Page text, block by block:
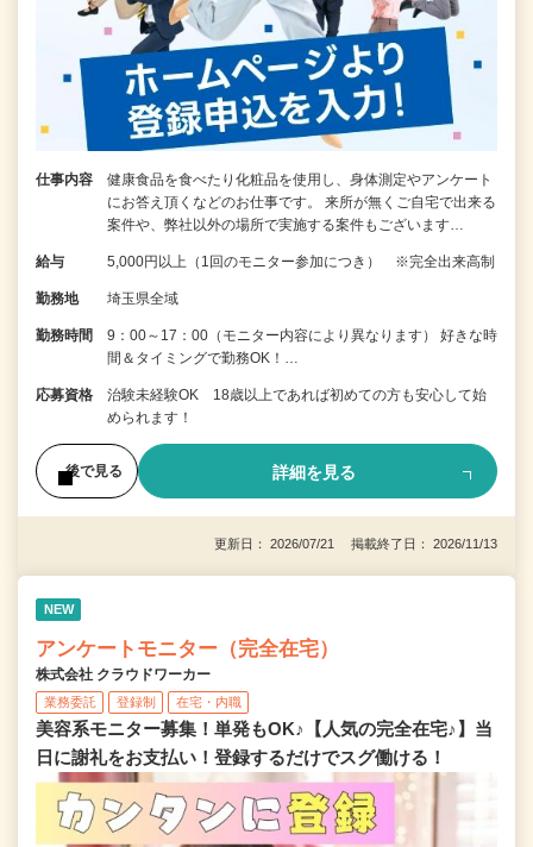
仕事内容
健康食品を食べたり化粧品を使用し、身体測定やアンケート
にお答え頂くなどのお仕事です。 来所が無くご自宅で出来る
案件や、弊社以外の場所で実施する案件もございます…
給与 5,000円以上（1回のモニター参加につき） ※完全出来高制
勤務地 埼玉県全域
勤務時間
9：00～17：00（モニター内容により異なります） 好きな時
間＆タイミングで勤務OK！…
応募資格
治験未経験OK 18歳以上であれば初めての方も安心して始
められます！
後で見る 詳細を見る
更新日： 2026/07/21 掲載終了日： 2026/11/13
NEW
アンケートモニター（完全在宅）
株式会社 クラウドワーカー
業務委託 登録制 在宅・内職
美容系モニター募集！単発もOK♪【人気の完全在宅♪】当
日に謝礼をお支払い！登録するだけでスグ働ける！